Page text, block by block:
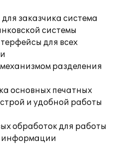
заказчика система
системы
для всех
разделения
основных печатных
и удобной работы
обработок для работы
информации